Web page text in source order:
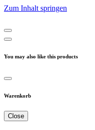
Zum Inhalt springen
You may also like this products
Warenkorb
Close